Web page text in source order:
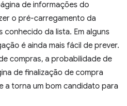
de informações do
o pré-carregamento da
da lista. Em alguns
é ainda mais fácil de prever.
compras, a probabilidade de
de finalização de compra
a torna um bom candidato para